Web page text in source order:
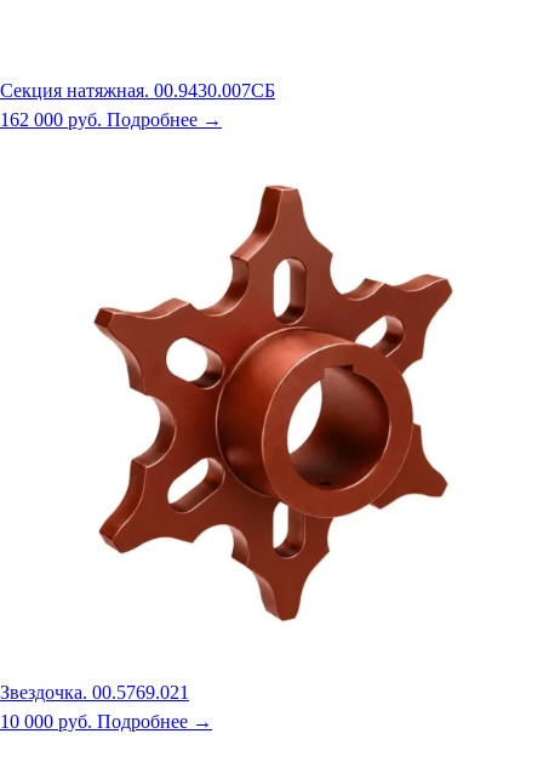
Секция натяжная. 00.9430.007СБ
162 000 руб. Подробнее →
Звездочка. 00.5769.021
10 000 руб. Подробнее →